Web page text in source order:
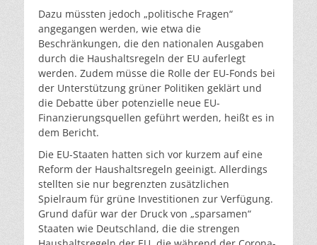
Dazu müssten jedoch „politische Fragen“
angegangen werden, wie etwa die
Beschränkungen, die den nationalen Ausgaben
durch die Haushaltsregeln der EU auferlegt
werden. Zudem müsse die Rolle der EU-Fonds bei
der Unterstützung grüner Politiken geklärt und
die Debatte über potenzielle neue EU-
Finanzierungsquellen geführt werden, heißt es in
dem Bericht.
Die EU-Staaten hatten sich vor kurzem auf eine
Reform der Haushaltsregeln geeinigt. Allerdings
stellten sie nur begrenzten zusätzlichen
Spielraum für grüne Investitionen zur Verfügung.
Grund dafür war der Druck von „sparsamen“
Staaten wie Deutschland, die die strengen